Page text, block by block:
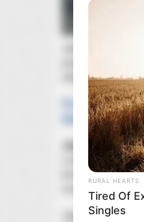
propozycję.
właśnie
Co obejrzeć w
darmo!
Bogowie ” w
z pionierów
koncentruje się
nowatorskich
Jego droga nie
RURAL HEARTS
Tired Of
Singles